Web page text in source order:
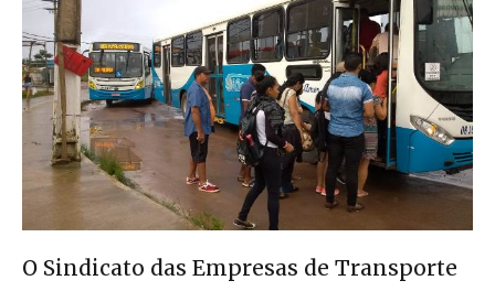
O Sindicato das Empresas de Transporte